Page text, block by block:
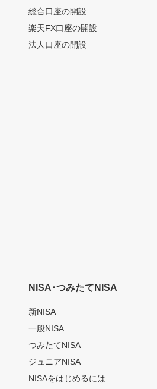
総合口座の開設
楽天FX口座の開設
法人口座の開設
NISA･つみたてNISA
新NISA
一般NISA
つみたてNISA
ジュニアNISA
NISAをはじめるには